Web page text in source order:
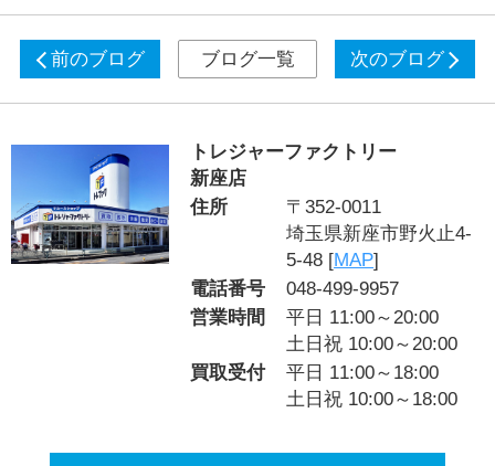
前のブログ ブログ一覧 次のブログ
トレジャーファクトリー
新座店
住所
〒352-0011
埼玉県新座市野火止4-
5-48 [MAP]
電話番号
048-499-9957
営業時間
平日 11:00～20:00
土日祝 10:00～20:00
買取受付
平日 11:00～18:00
土日祝 10:00～18:00